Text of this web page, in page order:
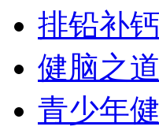
排铅补
健脑之道
青少年